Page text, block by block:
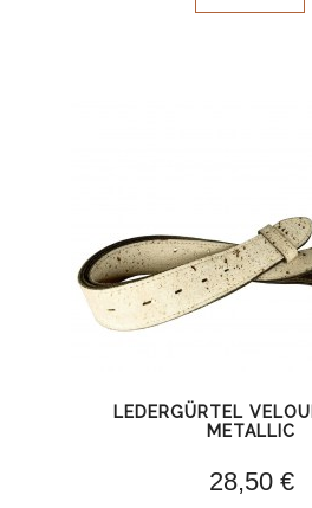
LEDERGÜRTEL
METALLIC
28,50 €